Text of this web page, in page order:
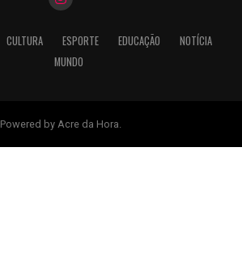
CULTURA ESPORTE EDUCAÇÃO
NOTÍCIA
MUNDO
Powered by Acre da Hora.